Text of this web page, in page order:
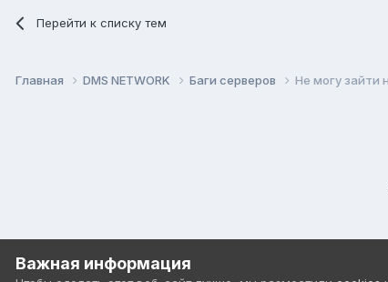
Перейти к списку тем
Главная DMS NETWORK Баги серверов Не могу зайти
Важная информация